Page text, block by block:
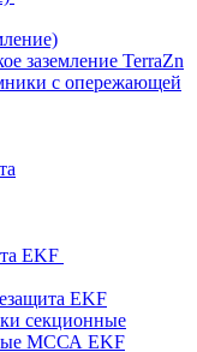
заземление TerraZn
с опережающей
EKF
EKF
секционные
МССА EKF